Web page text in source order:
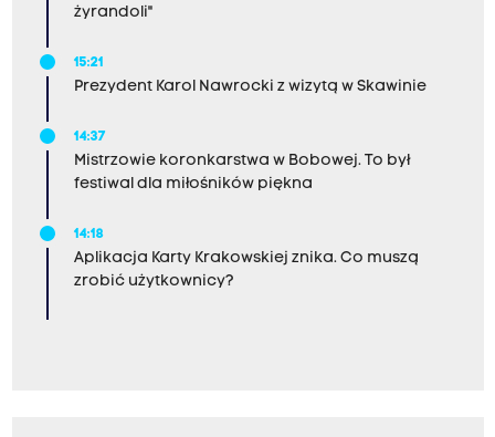
żyrandoli"
15:21
Prezydent Karol Nawrocki z wizytą w Skawinie
14:37
Mistrzowie koronkarstwa w Bobowej. To był
festiwal dla miłośników piękna
14:18
Aplikacja Karty Krakowskiej znika. Co muszą
zrobić użytkownicy?